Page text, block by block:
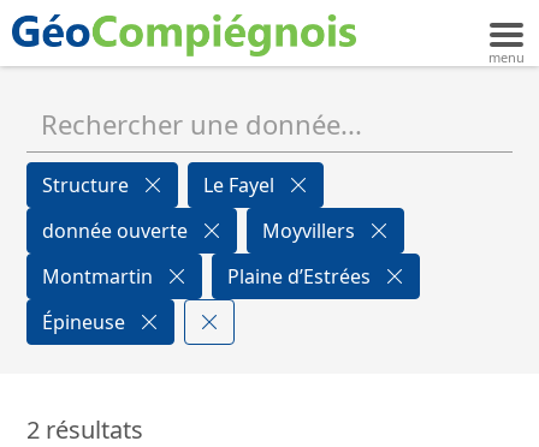
Structure
Le Fayel
donnée ouverte
Moyvillers
Montmartin
Plaine d’Estrées
Épineuse
2 résultats